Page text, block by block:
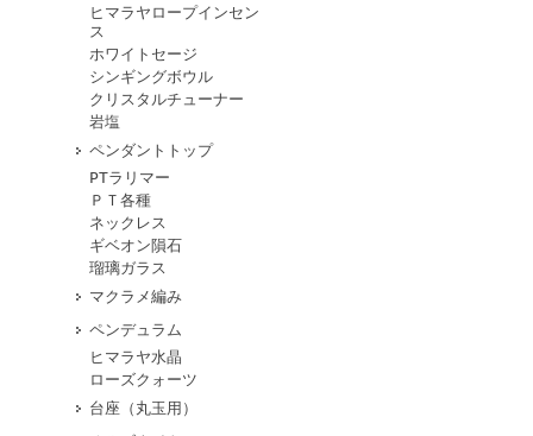
ヒマラヤロープインセン
ス
ホワイトセージ
シンギングボウル
クリスタルチューナー
岩塩
ペンダントトップ
PTラリマー
ＰＴ各種
ネックレス
ギベオン隕石
瑠璃ガラス
マクラメ編み
ペンデュラム
ヒマラヤ水晶
ローズクォーツ
台座（丸玉用）